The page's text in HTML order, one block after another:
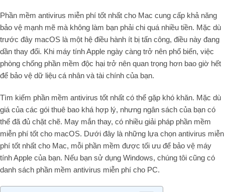
Phần mềm antivirus miễn phí tốt nhất cho Mac cung cấp khả năng
bảo vệ mạnh mẽ mà không làm bạn phải chi quá nhiều tiền. Mặc dù
trước đây macOS là một hệ điều hành ít bị tấn công, điều này đang
dần thay đổi. Khi máy tính Apple ngày càng trở nên phổ biến, việc
phòng chống phần mềm độc hại trở nên quan trọng hơn bao giờ hết
để bảo vệ dữ liệu cá nhân và tài chính của bạn.
Tìm kiếm phần mềm antivirus tốt nhất có thể gặp khó khăn. Mặc dù
giá của các gói thuê bao khá hợp lý, nhưng ngân sách của bạn có
thể đã đủ chặt chẽ. May mắn thay, có nhiều giải pháp phần mềm
miễn phí tốt cho macOS. Dưới đây là những lựa chọn antivirus miễn
phí tốt nhất cho Mac, mỗi phần mềm được tối ưu để bảo vệ máy
tính Apple của bạn. Nếu bạn sử dụng Windows, chúng tôi cũng có
danh sách phần mềm antivirus miễn phí cho PC.